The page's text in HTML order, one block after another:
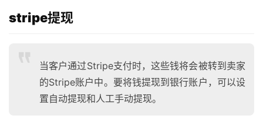
stripe提现
当客户通过Stripe支付时，这些钱将会被转到卖家
的Stripe账户中。要将钱提现到银行账户，可以设
置自动提现和人工手动提现。